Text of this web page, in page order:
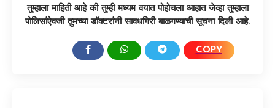
तुम्हाला माहिती आहे की तुम्ही मध्यम वयात पोहोचला आहात जेव्हा तुम्हाला
पोलिसांऐवजी तुमच्या डॉक्टरांनी सावधगिरी बाळगण्याची सूचना दिली आहे.
COPY